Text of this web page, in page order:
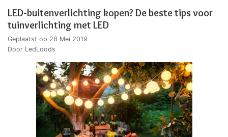
LED-buitenverlichting kopen? De beste tips voor
tuinverlichting met LED
Geplaatst op 28 Mei 2019
Door LedLoods